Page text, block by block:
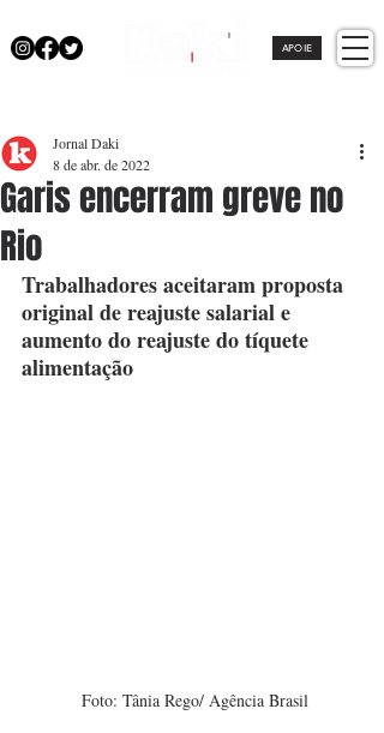
APOIE
Garis encerram greve no
Rio
Jornal Daki
8 de abr. de 2022
Trabalhadores aceitaram proposta
original de reajuste salarial e
aumento do reajuste do tíquete
alimentação
Foto: Tânia Rego/ Agência Brasil